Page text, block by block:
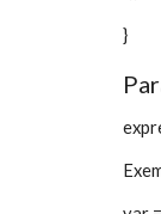
}